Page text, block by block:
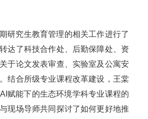
研究生教育管理的相关工作进行了
达了科技合作处、后勤保障处、资
于论文发表审查、实验室及公寓安
结合所级专业课程改革建设，王棠
赋能下的生态环境学科专业课程的
现场导师共同探讨了如何更好地推